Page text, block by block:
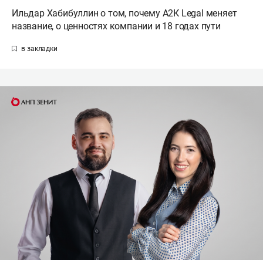
Ильдар Хабибуллин о том, почему А2К Legal меняет
название, о ценностях компании и 18 годах пути